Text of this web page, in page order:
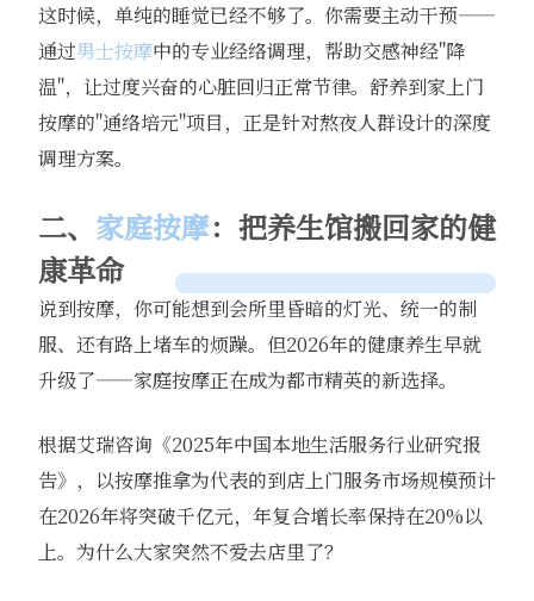
这时候，单纯的睡觉已经不够了。你需要主动干预——
通过男士按摩中的专业经络调理，帮助交感神经"降
温"，让过度兴奋的心脏回归正常节律。舒养到家上门
按摩的"通络培元"项目，正是针对熬夜人群设计的深度
调理方案。
二、 家庭按摩：把养生馆搬回家的健
康革命
说到按摩，你可能想到会所里昏暗的灯光、统一的制
服、还有路上堵车的烦躁。但2026年的健康养生早就
升级了——家庭按摩正在成为都市精英的新选择。
根据艾瑞咨询《2025年中国本地生活服务行业研究报
告》，以按摩推拿为代表的到店上门服务市场规模预计
在2026年将突破千亿元，年复合增长率保持在20%以
上。为什么大家突然不爱去店里了？